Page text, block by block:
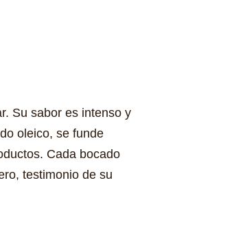
Su sabor es intenso y
oleico, se funde
Cada bocado
testimonio de su